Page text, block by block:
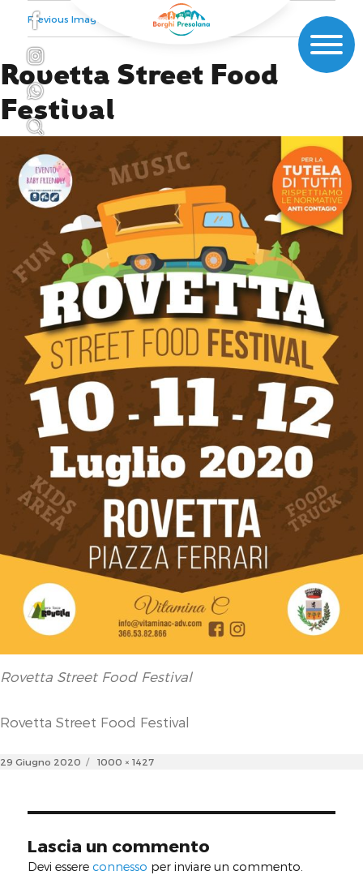
Previous Image Next Image
Rovetta Street Food
Festival
Rovetta Street Food Festival
Rovetta Street Food Festival
Posted
29 Giugno 2020
Full
1000 × 1427
Lascia un commento
Devi essereconnesso per inviare un commento.